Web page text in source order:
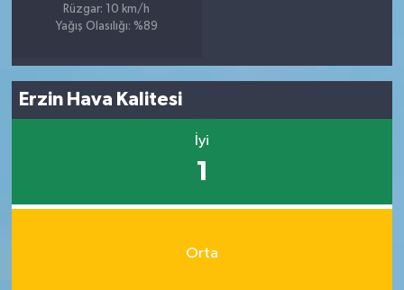
Rüzgar: 10 km/h
Yağış Olasılığı: %89
Erzin Hava Kalitesi
İyi
1
Orta